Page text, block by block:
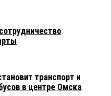
транспорт и
в центре Омска